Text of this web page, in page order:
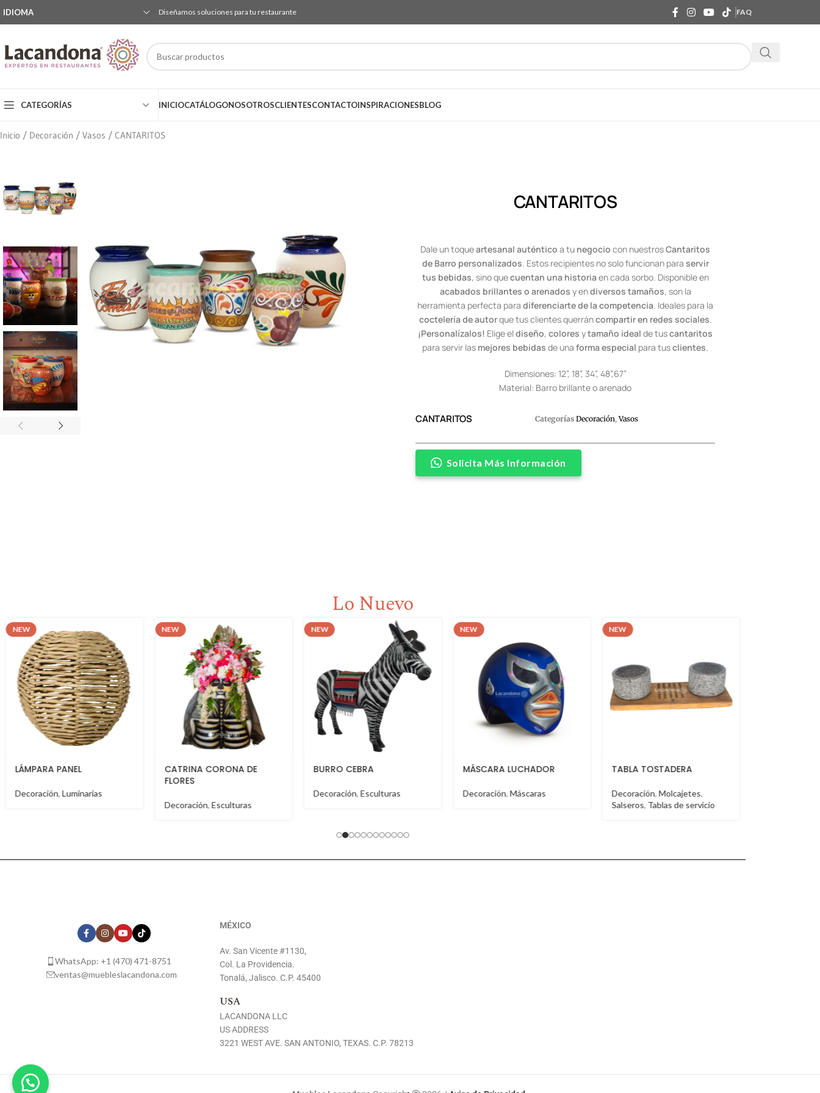
IDIOMA Diseñamos soluciones para tu restaurante FAQ
CATEGORÍAS INICIOCATÁLOGONOSOTROSCLIENTESCONTACTOINSPIRACIONESBLOG
Inicio Decoración Vasos CANTARITOS
CANTARITOS
Dale un toqueartesanal auténtico a tu negocio con nuestrosCantaritos
de Barro personalizados. Estos recipientes no solo funcionan para servir
tus bebidas, sino quecuentan una historia en cada sorbo. Disponible en
acabados brillantes o arenados y endiversos tamaños, son la
herramienta perfecta para diferenciarte de la competencia. Ideales para la
coctelería de autorque tus clientes querráncompartir en redes sociales.
¡Personalízalos! Elige el diseño, colores ytamaño ideal de tuscantaritos
para servir las mejores bebidas de una forma especial para tusclientes.
Dimensiones: 12”, 18”, 34”, 48”,67”
Material: Barro brillante o arenado
CANTARITOS Categorías Decoración,Vasos
Solicita Más Información
Lo Nuevo
NEW
CATRINA CORONA DE
NEW
BURRO CEBRA
NEW
MÁSCARA LUCHADOR
Decoración,Máscaras
NEW
TABLA TOSTADERA
Decoración,Molcajetes
NEW
BOOTH VT
Booth
WhatsApp: +1 (470) 471-8751
ventas@muebleslacandona.com
MÉXICO
Av. San Vicente #1130,
Col. La Providencia.
Tonalá, Jalisco. C.P. 45400
USA
LACANDONA LLC
US ADDRESS
3221 WEST AVE. SAN ANTONIO, TEXAS. C.P. 78213